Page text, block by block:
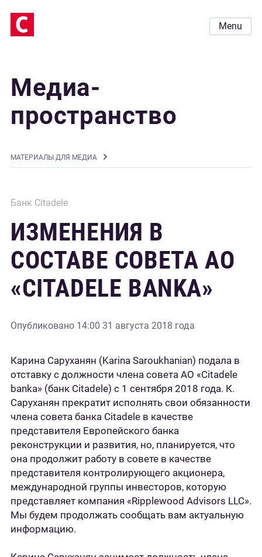
Menu
Медиа-
пространство
MАТЕРИАЛЫ ДЛЯ МЕДИА
Банк Citadele
ИЗМЕНЕНИЯ В
СОСТАВЕ СОВЕТА АО
«CITADELE BANKA»
Опубликовано 14:00 31 августа 2018 года
Карина Саруханян (Karina Saroukhanian) подала в
отставку с должности члена совета АО «Citadele
banka» (банк Citadele) с 1 сентября 2018 года. К.
Саруханян прекратит исполнять свои обязанности
члена совета банка Citadele в качестве
представителя Европейского банка
реконструкции и развития, но, планируется, что
она продолжит работу в совете в качестве
представителя контролирующего акционера,
международной группы инвесторов, которую
представляет компания «Ripplewood Advisors LLC».
Мы будем продолжать сообщать вам актуальную
информацию.